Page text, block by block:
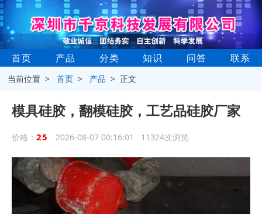
首页 产品 分类 知识 问答 联系
当前位置 >首页 > 产品 > 正文
模具硅胶，翻模硅胶，工艺品硅胶厂家
价格： 25 2026-08-07 00:16:01 11324次浏览